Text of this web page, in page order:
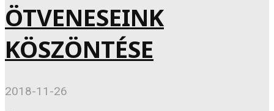
ÖTVENESEINK
KÖSZÖNTÉSE
2018-11-26